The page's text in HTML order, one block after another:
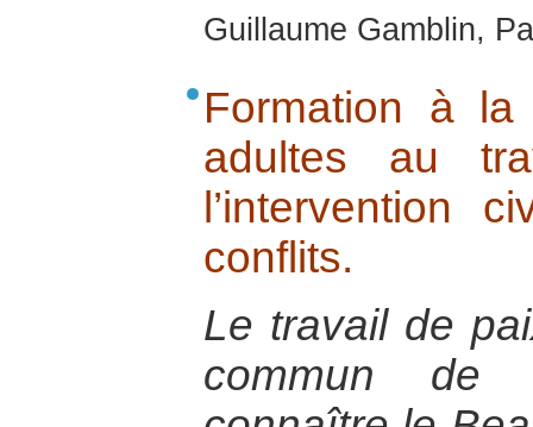
Guillaume Gamblin,
Formation à
adultes au
l’intervention
conflits.
Le travail de
commun de